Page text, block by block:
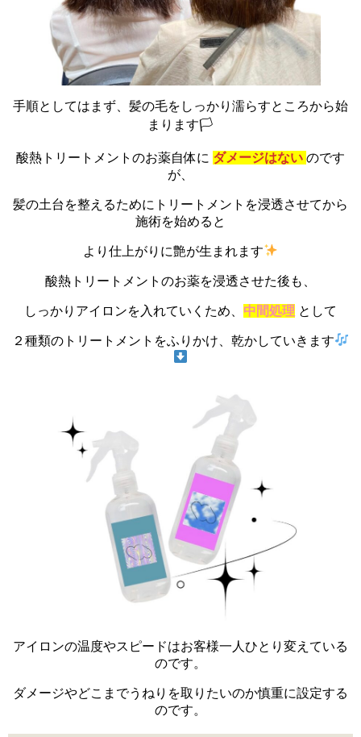
手順としてはまず、髪の毛をしっかり濡らすところから始
まります🏳
酸熱トリートメントのお薬自体に ダメージはない のです
が、
髪の土台を整えるためにトリートメントを浸透させてから
施術を始めると
より仕上がりに艶が生まれます
酸熱トリートメントのお薬を浸透させた後も、
しっかりアイロンを入れていくため、 中間処理 として
２種類のトリートメントをふりかけ、乾かしていきます
アイロンの温度やスピードはお客様一人ひとり変えている
のです。
ダメージやどこまでうねりを取りたいのか慎重に設定する
のです。